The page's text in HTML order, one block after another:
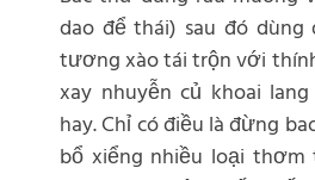
dao để thái) sau đó
tương xào tái trộn với
xay nhuyễn củ khoai
hay. Chỉ có điều là đừng
bổ xiểng nhiều loại